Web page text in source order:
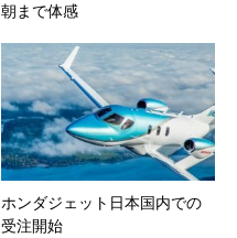
朝まで体感
ホンダジェット日本国内での
受注開始